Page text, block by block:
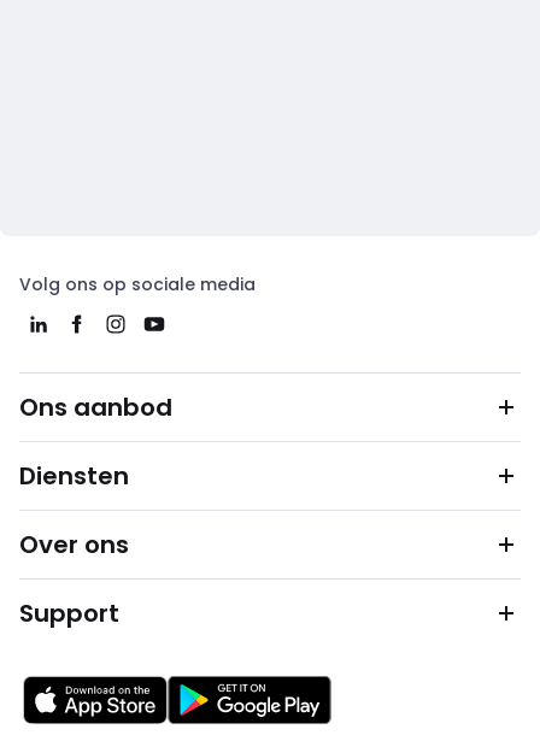
Volg ons op sociale media
Ons aanbod
Diensten
Over ons
Support